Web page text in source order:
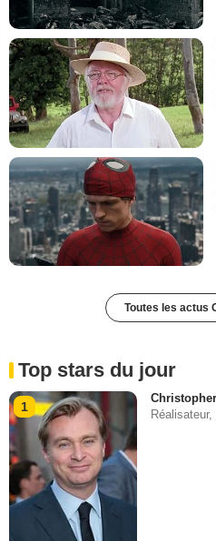
Toutes les actus
Top stars du jour
1